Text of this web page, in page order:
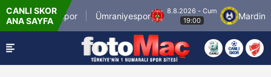
CANLI SKOR
ANA SAYFA
İstanbulspor Ümraniyespor
8.8.2026 - Cum
19:00
Mardin